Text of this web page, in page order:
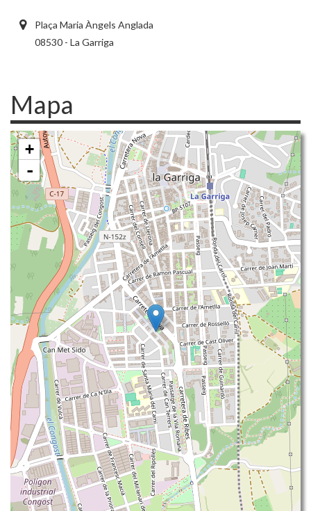
Plaça Maria Àngels Anglada
08530 - La Garriga
Mapa
+
-